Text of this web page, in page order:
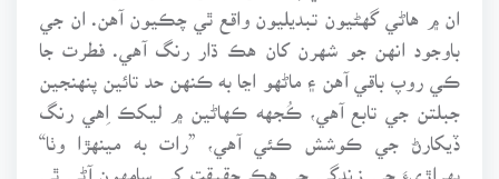
ان ۾ هاڻي گهڻيون تبديليون واقع ٿي چڪيون آهن. ان جي
باوجود انهن جو شهرن کان هڪ ڌار رنگ آهي. فطرت جا
ڪي روپ باقي آهن ۽ ماڻهو اڃا به ڪنهن حد تائين پنهنجين
جبلتن جي تابع آهي، ڪُجهه ڪهاڻين ۾ ليکڪ اِهي رنگ
ڏيکارڻ جي ڪوشش ڪئي آهي، ”رات به مينهڙا وٺا“
ٻهراڙيءَ جي زندگي جي هڪ حقيقت کي سامهون آڻي ٿي